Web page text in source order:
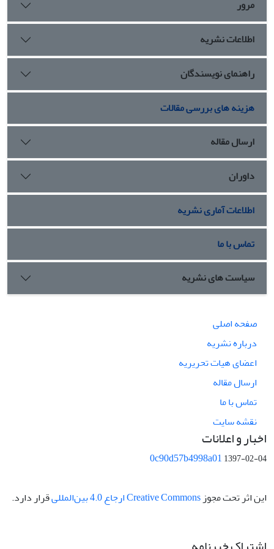
مرور
اطلاعات نشریه
راهنمای نویسندگان
هزینه های بررسی مقالات
ارسال مقاله
داوران
اطلاعات آماری نشریه
تماس با ما
سیاست های نشریه
صفحه اصلی
درباره نشریه
اعضای هیات تحریریه
ارسال مقاله
تماس با ما
نقشه سایت
اخبار و اعلانات
0c90d57b4998a011397-02-04
این اثر تحت مجوز Creative Commons ارجاع 4.0 بین‌المللی قرار دارد.